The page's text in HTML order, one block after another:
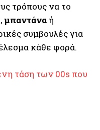
τρόπους να το
,μπαντάναή
συμβουλές για
κάθε φορά.
τάση των 00s που